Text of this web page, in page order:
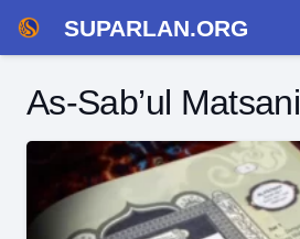
SUPARLAN.ORG
As-Sab’ul Matsani